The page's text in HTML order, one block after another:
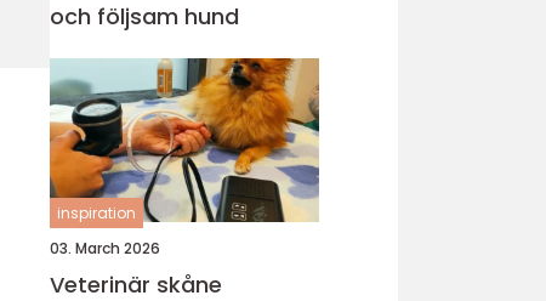
och följsam hund
inspiration
03. March 2026
Veterinär skåne